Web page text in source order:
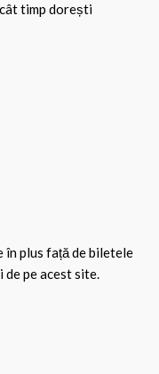
timp dorești
plus față de biletele
pe acest site.